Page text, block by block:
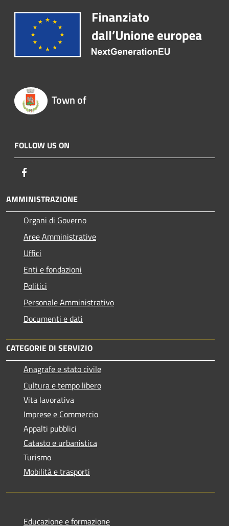
Town of
FOLLOW US ON
AMMINISTRAZIONE
Organi di Governo
Aree Amministrative
Uffici
Enti e fondazioni
Politici
Personale Amministrativo
Documenti e dati
CATEGORIE DI SERVIZIO
Anagrafe e stato civile
Cultura e tempo libero
Vita lavorativa
Imprese e Commercio
Appalti pubblici
Catasto e urbanistica
Turismo
Mobilità e trasporti
Educazione e formazione